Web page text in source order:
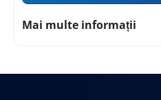
Mai multe informații